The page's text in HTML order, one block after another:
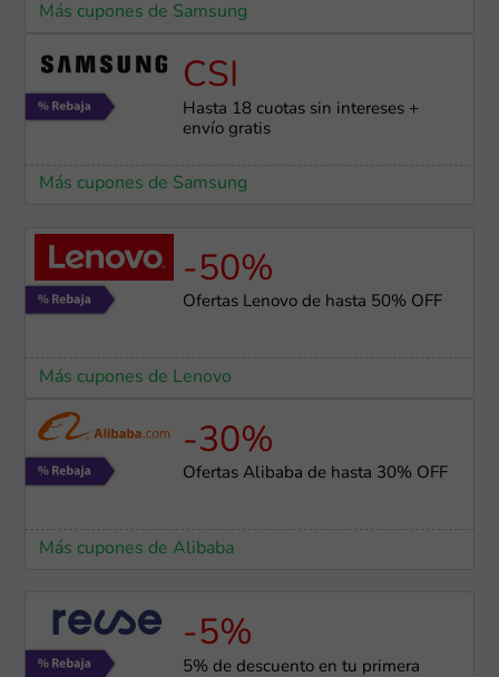
Más cupones de Samsung
CSI
Hasta 18 cuotas sin intereses +
envío gratis
Más cupones de Samsung
-50%
Ofertas Lenovo de hasta 50% OFF
Más cupones de Lenovo
-30%
Ofertas Alibaba de hasta 30% OFF
Más cupones de Alibaba
-5%
5% de descuento en tu primera